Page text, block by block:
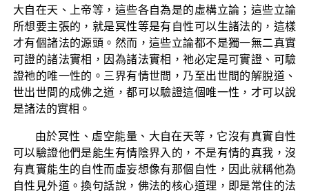
大自在天、上帝等，這些各自為是的虛構立論；這些立論
所想要主張的，就是冥性等是有自性可以生諸法的，這樣
才有個諸法的源頭。然而，這些立論都不是獨一無二真實
可證的諸法實相，因為諸法實相，祂必定是可實證、可驗
證祂的唯一性的。三界有情世間，乃至出世間的解脫道、
世出世間的成佛之道，都可以驗證這個唯一性，才可以說
是諸法的實相。
由於冥性、虛空能量、大自在天等，它沒有真實自性
可以驗證他們是能生有情陰界入的，不是有情的真我，沒
有真實能生的自性而虛妄想像有那個自性，因此就稱他為
自性見外道。換句話說，佛法的核心道理，即是常住的法